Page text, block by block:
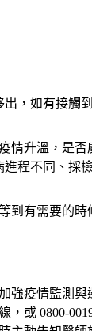
，如有接觸
情升溫，是
程不同、採
到有需要的
強疫情監測與
或 0800-